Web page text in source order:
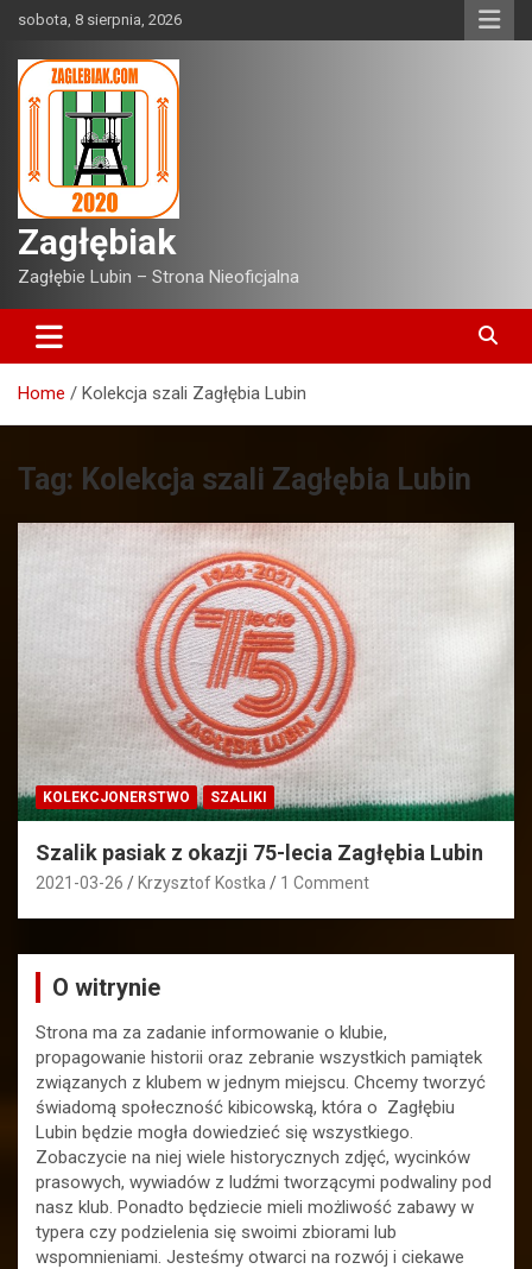
content
sobota, 8 sierpnia, 2026
Zagłębiak
Zagłębie Lubin – Strona Nieoficjalna
Home Kolekcja szali Zagłębia Lubin
Tag: Kolekcja szali Zagłębia Lubin
KOLEKCJONERSTWO SZALIKI
Szalik pasiak z okazji 75-lecia Zagłębia Lubin
2021-03-26 Krzysztof Kostka 1 Comment
O witrynie
Strona ma za zadanie informowanie o klubie,
propagowanie historii oraz zebranie wszystkich pamiątek
związanych z klubem w jednym miejscu. Chcemy tworzyć
świadomą społeczność kibicowską, która o Zagłębiu
Lubin będzie mogła dowiedzieć się wszystkiego.
Zobaczycie na niej wiele historycznych zdjęć, wycinków
prasowych, wywiadów z ludźmi tworzącymi podwaliny pod
nasz klub. Ponadto będziecie mieli możliwość zabawy w
typera czy podzielenia się swoimi zbiorami lub
wspomnieniami. Jesteśmy otwarci na rozwój i ciekawe